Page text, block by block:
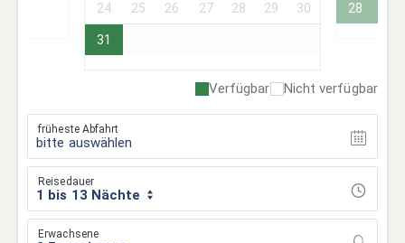
24 25 26 27 28 29 30
31
28
Verfügbar Nicht verfügbar
früheste Abfahrt
bitte auswählen
Reisedauer
1 bis 13 Nächte
Erwachsene